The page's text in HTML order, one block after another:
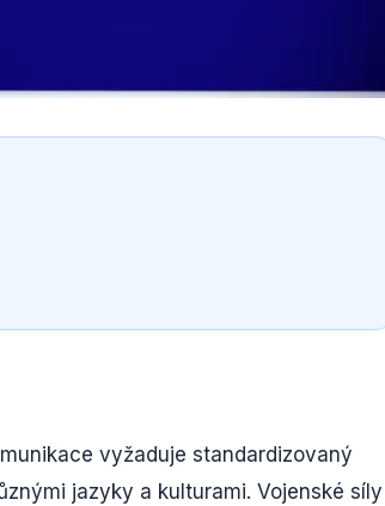
vyžaduje standardizovaný
jazyky a kulturami. Vojenské síly